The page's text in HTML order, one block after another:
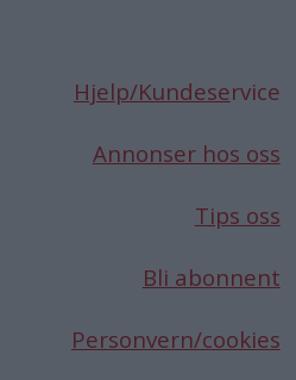
Hjelp/Kundeservice
Annonser hos oss
Tips oss
Bli abonnent
Personvern/cookies